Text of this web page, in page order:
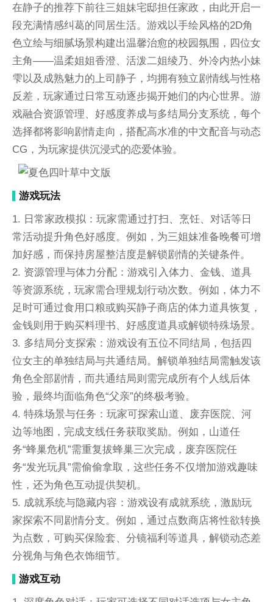
在静子的推荐下前往三姐妹宅邸担任家政，由此开启一
段充满情感纠葛的同居生活。游戏以手绘风格的2D角
色立绘与细腻场景构建出温馨治愈的校园氛围，四位女
主角——温柔姐姐香澄、活泼二姐绫乃、外冷内热小妹
雫以及成熟魅力的上司静子，均拥有独立剧情线与性格
反差，玩家通过日常互动逐步揭开她们的内心世界。游
戏融合资源管理、好感度养成与多结局分支系统，每个
选择都将影响剧情走向，搭配高水准的中文配音与动态
CG，为玩家提供沉浸式的恋爱体验。
游戏玩法
1. 日常家政模拟：玩家需通过打扫、烹饪、对话等日
常活动提升角色好感度。例如，为三姐妹准备晚餐可增
加好感，而保持房屋整洁度是解锁剧情的关键条件。
2. 资源管理与体力分配：游戏引入体力、金钱、道具
等资源系统，玩家需合理规划行动次数。例如，体力不
足时可通过食用口粮或购买静子商店的体力道具恢复，
金钱则用于购买料理书、好感度道具或解锁特殊场景。
3. 多结局分支探索：游戏设有五位不同结局，包括四
位女主的单独结局与共通结局。解锁单独结局需触发该
角色全部剧情，而共通结局则需完成所有个人线后体
验，最终均面临角色“父亲”的终极考验。
4. 特殊场景与任务：玩家可探索山道、废弃医院、河
边等地图，完成支线任务获取奖励。例如，山道任
务“蜂巢危机”需重复拔蜂巢三次完成，废弃医院任
务“发光玩具”需偷偷拿取，这些任务不仅增加游戏趣味
性，还为角色互动提供契机。
5. 成就系统与隐藏内容：游戏设有成就系统，激励玩
家探索不同剧情分支。例如，通过点数商店将性欲转换
为点数，可购买保险套、分镜福利等道具，解锁动态差
分视角与角色衣饰细节。
游戏互动